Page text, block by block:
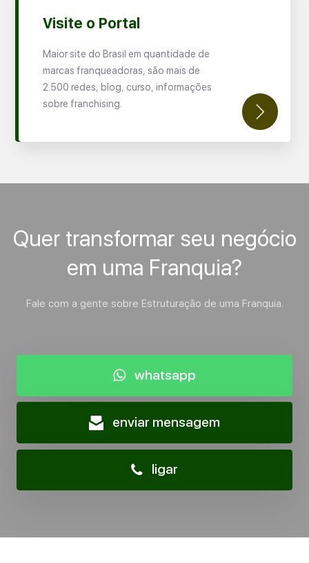
Visite o Portal
Maior site do Brasil em quantidade de
marcas franqueadoras, são mais de
2.500 redes, blog, curso, informações
sobre franchising.
Quer transformar seu negócio
em uma Franquia?
Fale com a gente sobre Estruturação de uma Franquia.
whatsapp
enviar mensagem
ligar